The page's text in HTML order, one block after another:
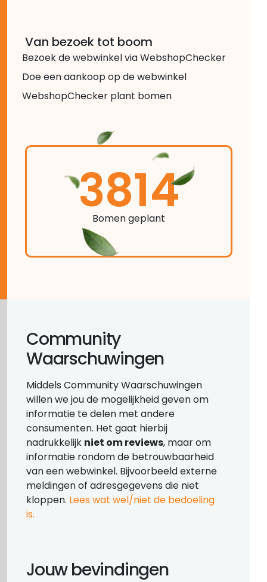
Van bezoek tot boom
Bezoek de webwinkel via WebshopChecker
Doe een aankoop op de webwinkel
WebshopChecker plant bomen
3814
Bomen geplant
Community
Waarschuwingen
Middels Community Waarschuwingen
willen we jou de mogelijkheid geven om
informatie te delen met andere
consumenten. Het gaat hierbij
nadrukkelijk niet om reviews, maar om
informatie rondom de betrouwbaarheid
van een webwinkel. Bijvoorbeeld externe
meldingen of adresgegevens die niet
kloppen. Lees wat wel/niet de bedoeling
is.
Jouw bevindingen